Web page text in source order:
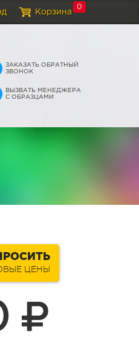
Корзина
0
ЗАКАЗАТЬ ОБРАТНЫЙ
ЗВОНОК
ВЫЗВАТЬ МЕНЕДЖЕРА
С ОБРАЗЦАМИ
ЦЕНЫ